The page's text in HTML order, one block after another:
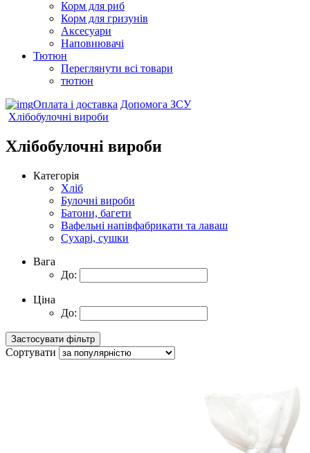
Корм для риб
Корм для гризунів
Аксесуари
Наповнювачі
Тютюн
Переглянути всі товари
тютюн
Оплата і доставка Допомога ЗСУ
Хлібобулочні вироби
Хлібобулочні вироби
Категорія
Хліб
Булочні вироби
Батони, багети
Вафельні напівфабрикати та лаваш
Сухарі, сушки
Вага
До:
Ціна
До:
Сортувати